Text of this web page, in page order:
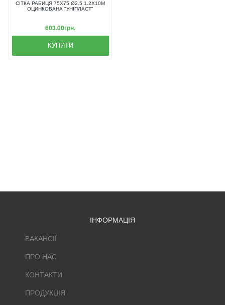
СІТКА РАБИЦЯ 75Х75 Ø2.5 1.2Х10М
ОЦИНКОВАНА "УНІПЛАСТ"
603.00грн.
КУПИТИ
ІНФОРМАЦІЯ
ВАКАНСІЇ
ПРО НАС
КОНТАКТИ
ПРОДУКЦІЯ